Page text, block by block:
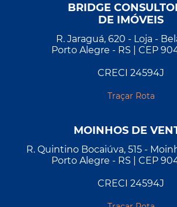
BRIDGE
DE IMÓVEIS
R. Jaraguá, 620 - Loja -
Porto Alegre - RS | CEP
CRECI 24594J
Traçar Rota
MOINHOS DE
R. Quintino Bocaiúva, 515 -
Porto Alegre - RS | CEP
CRECI 24594J